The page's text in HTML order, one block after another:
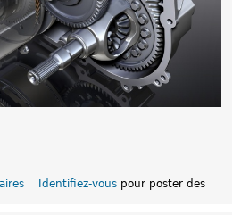
Identifiez-vous pour poster des